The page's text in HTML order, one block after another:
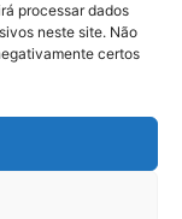
processar dados
neste site. Não
certos